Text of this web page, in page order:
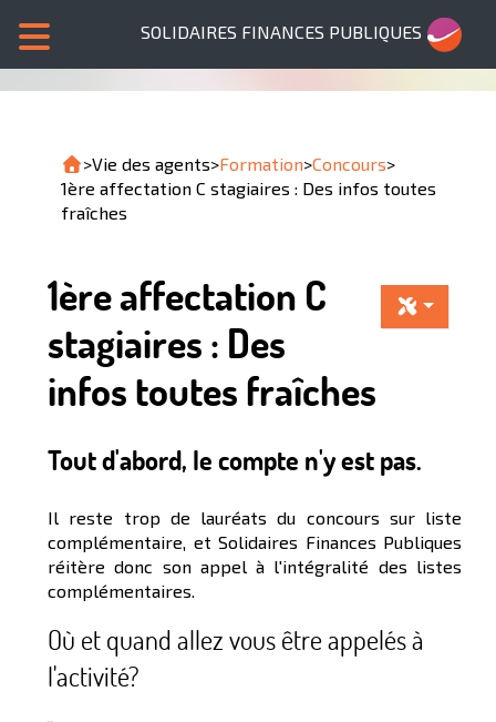
SOLIDAIRES FINANCES PUBLIQUES
>Vie des agents>Formation>Concours>
1ère affectation C stagiaires : Des infos toutes
fraîches
1ère affectation C
stagiaires : Des
infos toutes fraîches
Tout d'abord, le compte n'y est pas.
Il reste trop de lauréats du concours sur liste
complémentaire, et Solidaires Finances Publiques
réitère donc son appel à l'intégralité des listes
complémentaires.
Où et quand allez vous être appelés à
l'activité?